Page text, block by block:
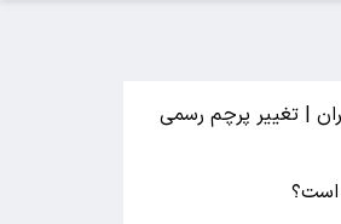
| تغییر پرچم رسمی
است؟